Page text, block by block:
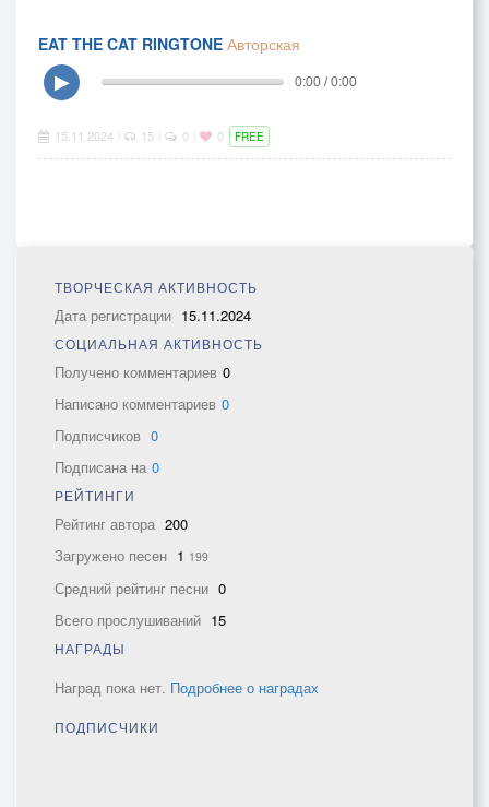
EAT THE CAT RINGTONE Авторская
▶
0:00 / 0:00
15.11.2024 15 0 0 FREE
ТВОРЧЕСКАЯ АКТИВНОСТЬ
Дата регистрации 15.11.2024
СОЦИАЛЬНАЯ АКТИВНОСТЬ
Получено комментариев 0
Написано комментариев 0
Подписчиков 0
Подписана на 0
РЕЙТИНГИ
Рейтинг автора 200
Загружено песен 1 199
Средний рейтинг песни 0
Всего прослушиваний 15
НАГРАДЫ
Наград пока нет. Подробнее о наградах
ПОДПИСЧИКИ